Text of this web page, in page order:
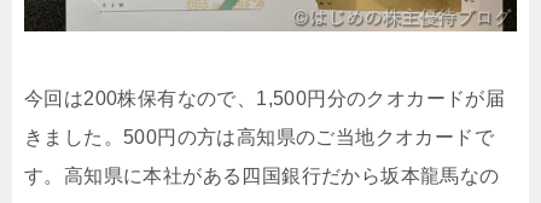
今回は200株保有なので、1,500円分のクオカードが届
きました。500円の方は高知県のご当地クオカードで
す。高知県に本社がある四国銀行だから坂本龍馬なの